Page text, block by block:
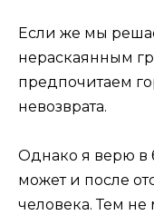
Если же мы
нераскаянным
предпочитаем
невозврата.
Однако я верю в
может и после
человека. Тем не